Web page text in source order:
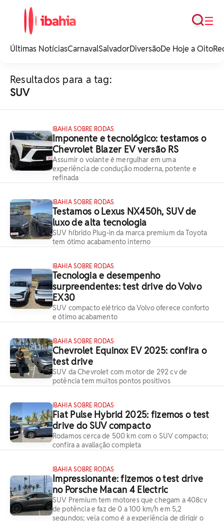
noticias e
☰
Busca
Últimas NotíciasCarnavalSalvadorDiversãoDe Hoje a Oito
Resultados para a tag:
SUV
IBAHIA SOBRE RODAS
Imponente e tecnológico: testamos o
Chevrolet Blazer EV versão RS
Assumir o volante é mergulhar em uma
experiência de condução moderna, potente e
refinada
IBAHIA SOBRE RODAS
Testamos o Lexus NX450h, SUV de
luxo de alta tecnologia
SUV híbrido Plug-in da marca premium da Toyota
tem ótimo acabamento interno
IBAHIA SOBRE RODAS
Tecnologia e desempenho
surpreendentes: test drive do Volvo
EX30
SUV compacto elétrico da Volvo oferece conforto
e ótimo acabamento
IBAHIA SOBRE RODAS
Chevrolet Equinox EV 2025: confira o
test drive
SUV da Chevrolet com motor de 292 cv de
potência tem muitos pontos positivos
IBAHIA SOBRE RODAS
Fiat Pulse Hybrid 2025: fizemos o test
drive do SUV compacto
Rodamos cerca de 500 km com o SUV compacto;
confira a avaliação completa
IBAHIA SOBRE RODAS
Impressionante: fizemos o test drive
no Porsche Macan 4 Electric
SUV Premium tem motores que chegam a 408cv
de potência e faz de 0 a 100 km/h em 5,2
segundos; veja como é a experiência de dirigir o